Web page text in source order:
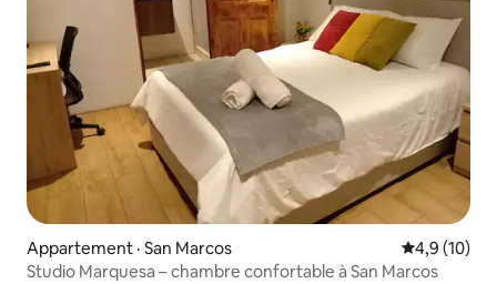
Appartement · San Marcos Note
4,9 (10)
Studio Marquesa – chambre confortable à San Marcos